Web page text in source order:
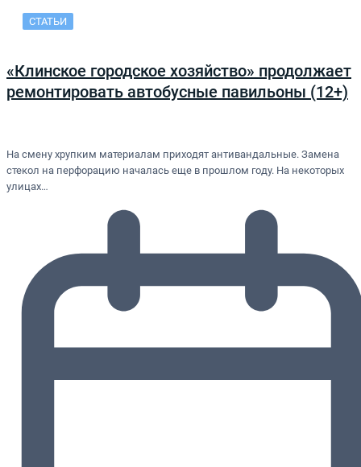
СТАТЬИ
«Клинское городское хозяйство» продолжает
ремонтировать автобусные павильоны (12+)
На смену хрупким материалам приходят антивандальные. Замена
стекол на перфорацию началась еще в прошлом году. На некоторых
улицах…